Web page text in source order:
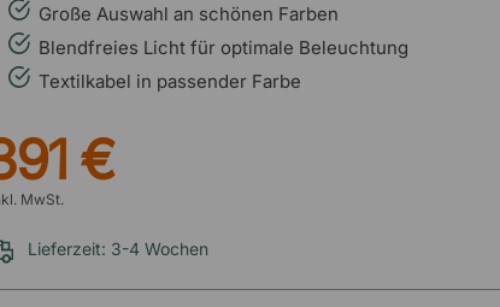
Große Auswahl an schönen Farben
Blendfreies Licht für optimale Beleuchtung
Textilkabel in passender Farbe
€
MwSt.
Lieferzeit: 3-4 Wochen